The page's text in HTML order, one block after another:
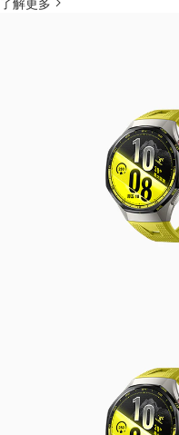
了解更多